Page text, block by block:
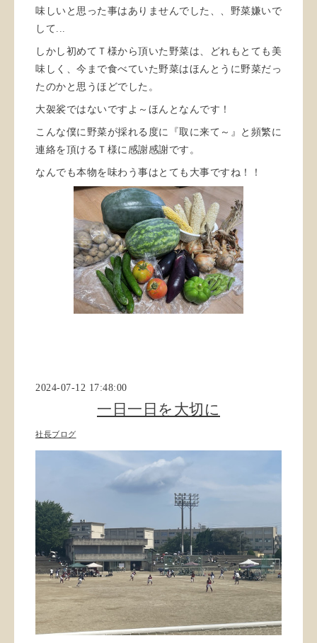
味しいと思った事はありませんでした、、野菜嫌いで
して...
しかし初めてＴ様から頂いた野菜は、どれもとても美
味しく、今まで食べていた野菜はほんとうに野菜だっ
たのかと思うほどでした。
大袈裟ではないですよ～ほんとなんです！
こんな僕に野菜が採れる度に『取に来て～』と頻繁に
連絡を頂けるＴ様に感謝感謝です。
なんでも本物を味わう事はとても大事ですね！！
2024-07-12 17:48:00
一日一日を大切に
社長ブログ